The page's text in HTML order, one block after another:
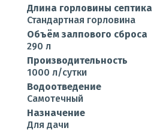
Длина горловины септика
Стандартная горловина
Объём залпового сброса
290 л
Производительность
1000 л/сутки
Водоотведение
Самотечный
Назначение
Для дачи